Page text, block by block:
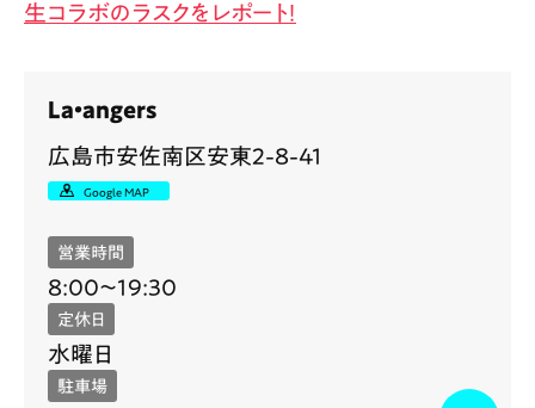
生コラボのラスクをレポート！
La・angers
広島市安佐南区安東2-8-41
Google MAP
営業時間
8:00〜19:30
定休日
水曜日
駐車場